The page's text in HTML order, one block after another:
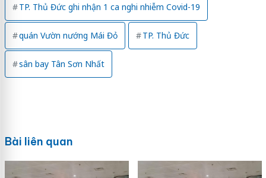
TP. Thủ Đức ghi nhận 1 ca nghi nhiễm Covid-19
quán Vườn nướng Mái Đỏ TP. Thủ Đức
sân bay Tân Sơn Nhất
Bài liên quan